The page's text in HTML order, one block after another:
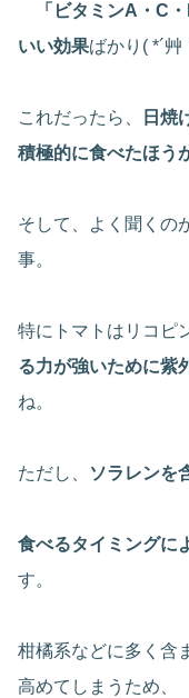
「ビタミンA・C・
いい効果ばかり( *´艸
これだったら、 日焼
積極的に食べたほう
そして、よく聞くの
事。
特にトマトはリコピ
る力が強いために紫
ね。
ただし、 ソラレンを
食べるタイミングに
す。
柑橘系などに多く含
高めてしまうため、